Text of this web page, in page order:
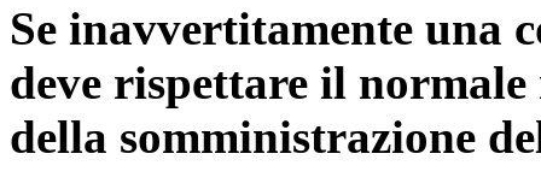
Se inavvertitamente una
deve rispettare il
della somministrazione